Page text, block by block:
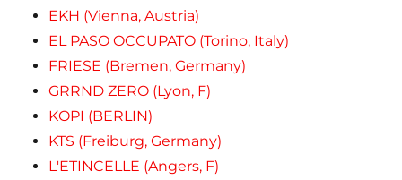
EKH (Vienna, Austria)
EL PASO OCCUPATO (Torino, Italy)
FRIESE (Bremen, Germany)
GRRND ZERO (Lyon, F)
KOPI (BERLIN)
KTS (Freiburg, Germany)
L'ETINCELLE (Angers, F)